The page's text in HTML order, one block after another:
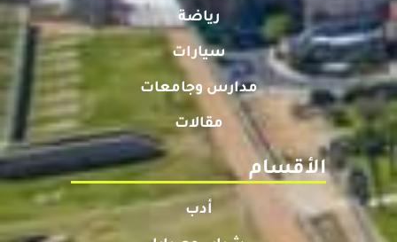
رياضة
سيارات
مدارس وجامعات
مقالات
الأقسام
أدب